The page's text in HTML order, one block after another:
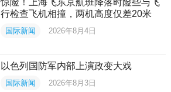
行检查飞机相撞，两机高度仅差20米
国际新闻 2026年8月4日
以色列国防军内部上演政变大戏
国际新闻 2026年8月3日